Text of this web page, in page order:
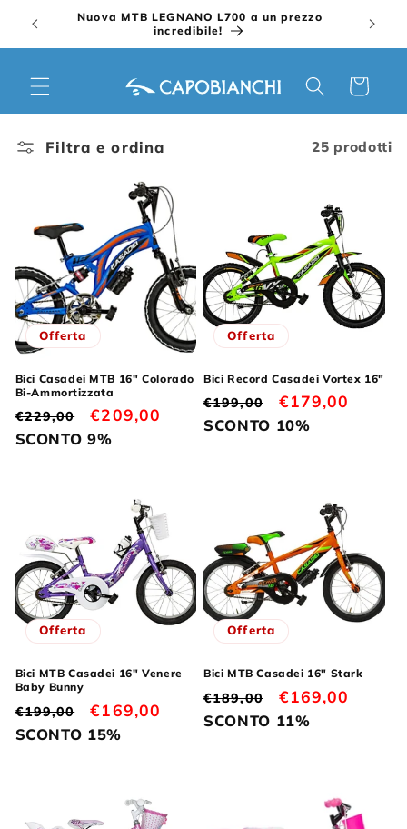
direttamenteNuova MTB LEGNANO L700 a un prezzo
incredibile!
Carrello
Filtra e ordina 25 prodotti
Offerta
Bici Casadei MTB 16" Colorado
Bi-Ammortizzata
Prezzo
di
€229,00
Prezzo
scontato
€209,00
SCONTO 9%
Offerta
Bici Record Casadei Vortex 16"
Prezzo
di
€199,00
Prezzo
scontato
€179,00
SCONTO 10%
Offerta
Bici MTB Casadei 16" Venere
Baby Bunny
Prezzo
di
€199,00
Prezzo
scontato
€169,00
SCONTO 15%
Offerta
Bici MTB Casadei 16" Stark
Prezzo
di
€189,00
Prezzo
scontato
€169,00
SCONTO 11%